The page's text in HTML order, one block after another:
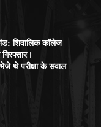
शिवालिक कॉलेज
थे परीक्षा के सवाल